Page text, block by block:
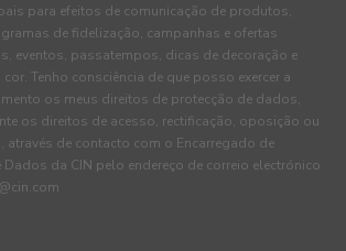
para efeitos de comunicação de produtos,
de fidelização, campanhas e ofertas
eventos, passatempos, dicas de decoração e
Tenho consciência de que posso exercer a
os meus direitos de protecção de dados,
os direitos de acesso, rectificação, oposição ou
através de contacto com o Encarregado de
Dados da CIN pelo endereço de correio electrónico